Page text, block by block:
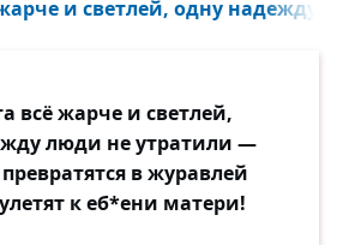
и светлей, одну надежду
всё жарче и светлей,
люди не утратили —
в журавлей
к еб*ени матери!